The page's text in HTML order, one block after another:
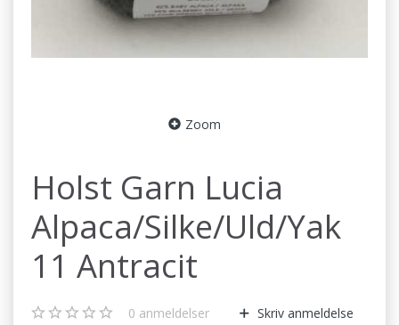
Zoom
Holst Garn Lucia
Alpaca/Silke/Uld/Yak
11 Antracit
0 anmeldelser Skriv anmeldelse